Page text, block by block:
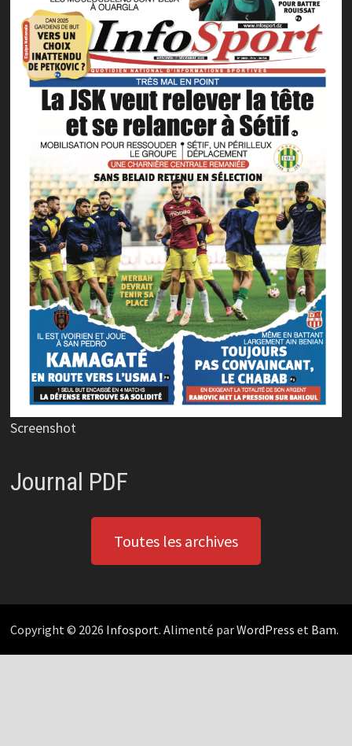
Screenshot
Journal PDF
Toutes les archives
Copyright © 2026 Infosport. Alimenté parWordPress et Bam.